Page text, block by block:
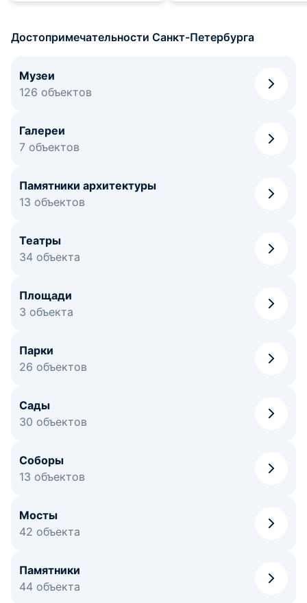
времена советской власти.
Достопримечательности Санкт-Петербурга
Музеи
126 объектов
Галереи
7 объектов
Памятники архитектуры
13 объектов
Театры
34 объекта
Площади
3 объекта
Парки
26 объектов
Сады
30 объектов
Соборы
13 объектов
Мосты
42 объекта
Памятники
44 объекта